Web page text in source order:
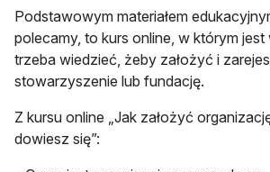
Podstawowym materiałem
polecamy, to kurs online, w którym
trzeba wiedzieć, żeby założyć i
stowarzyszenie lub fundację.
Z kursu online „Jak założyć
dowiesz się”: